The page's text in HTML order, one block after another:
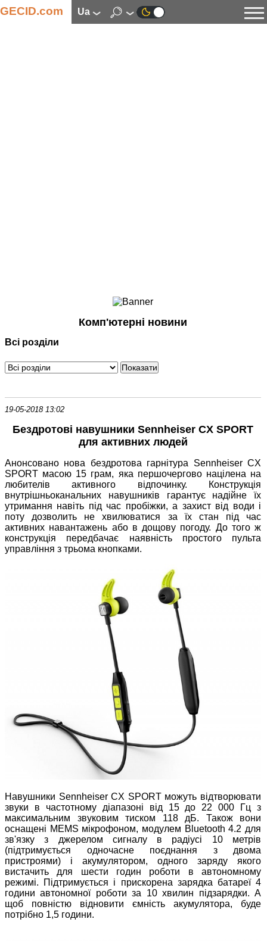
GECID.com ua
Смартфони
Периферія
Програмне забезпечення
Комп'ютерні новини
Всі розділи
19-05-2018 13:02
Бездротові навушники Sennheiser CX SPORT
для активних людей
Анонсовано нова бездротова гарнітура Sennheiser CX
SPORT масою 15 грам, яка першочергово націлена на
любителів активного відпочинку. Конструкція
внутрішньоканальних навушників гарантує надійне їх
утримання навіть під час пробіжки, а захист від води і
поту дозволить не хвилюватися за їх стан під час
активних навантажень або в дощову погоду. До того ж
конструкція передбачає наявність простого пульта
управління з трьома кнопками.
Навушники Sennheiser CX SPORT можуть відтворювати
звуки в частотному діапазоні від 15 до 22 000 Гц з
максимальним звуковим тиском 118 дБ. Також вони
оснащені MEMS мікрофоном, модулем Bluetooth 4.2 для
зв'язку з джерелом сигналу в радіусі 10 метрів
(підтримується одночасне поєднання з двома
пристроями) і акумулятором, одного заряду якого
вистачить для шести годин роботи в автономному
режимі. Підтримується і прискорена зарядка батареї 4
години автономної роботи за 10 хвилин підзарядки. А
щоб повністю відновити ємність акумулятора, буде
потрібно 1,5 години.